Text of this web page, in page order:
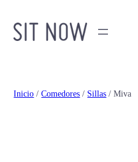
Inicio /Comedores / Sillas / Miva